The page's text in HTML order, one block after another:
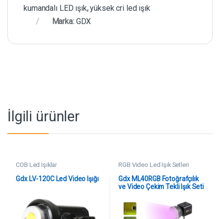
kumandalı LED ışık,yüksek cri led ışık
Marka: GDX
İlgili ürünler
COB Led Işıklar
Gdx LV-120C Led Video Işığı
RGB Video Led Işık Setleri
Gdx ML40RGB Fotoğrafçılık
ve Video Çekim Tekli Işık Seti